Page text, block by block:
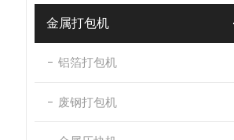
金属打包机
铝箔打包机
废钢打包机